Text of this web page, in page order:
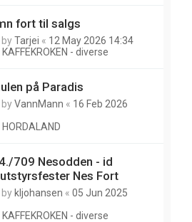
fort til salgs
byTarjei « 12 May 2026 14:34
KAFFEKROKEN - diverse
på Paradis
byVannMann « 16 Feb 2026
HORDALAND
709 Nesodden - id
Nes Fort
by kljohansen « 05 Jun 2025
KAFFEKROKEN - diverse